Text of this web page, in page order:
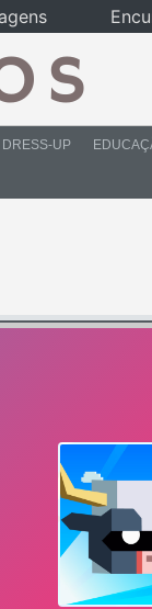
DRESS-UP